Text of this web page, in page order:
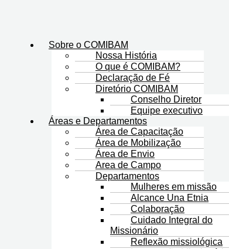
Sobre o COMIBAM
Nossa História
O que é COMIBAM?
Declaração de Fé
Diretório COMIBAM
Conselho Diretor
Equipe executivo
Áreas e Departamentos
Área de Capacitação
Área de Mobilização
Área de Envio
Area de Campo
Departamentos
Mulheres em missão
Alcance Una Etnia
Colaboração
Cuidado Integral do
Missionário
Reflexão missiológica